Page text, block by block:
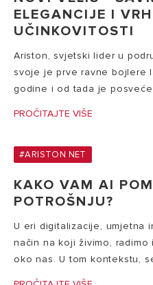
ELEGANCIJE I
UČINKOVITOSTI
Ariston, svjetski lider u
svoje je prve ravne bojlere
godine i od tada je
PROČITAJTE VIŠE
#ARISTON NET
KAKO VAM AI
POTROŠNJU?
U eri digitalizacije, umjetna
način na koji živimo, radimo
oko nas. U tom kontekstu,